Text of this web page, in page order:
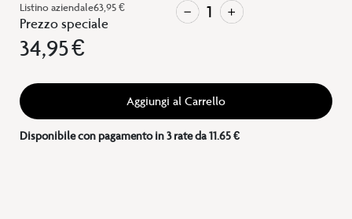
Listino aziendale63,95 €
Prezzo speciale
34,95 €
Aggiungi al Carrello
Disponibile con pagamento in 3 rate da 11.65 €